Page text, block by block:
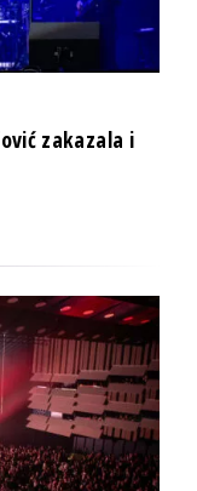
zakazala i